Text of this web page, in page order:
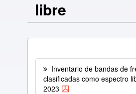
libre
Inventario de bandas de
clasificadas como espectro
2023